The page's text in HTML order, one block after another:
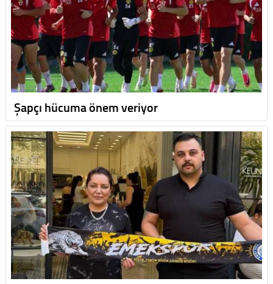
Şapçı hücuma önem veriyor